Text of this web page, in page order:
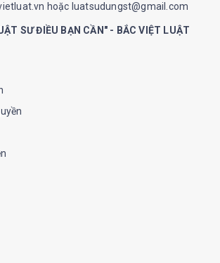
hoặc luatsudungst@gmail.com
SƯ ĐIỀU BẠN CẦN" - BẮC VIỆT LUẬT